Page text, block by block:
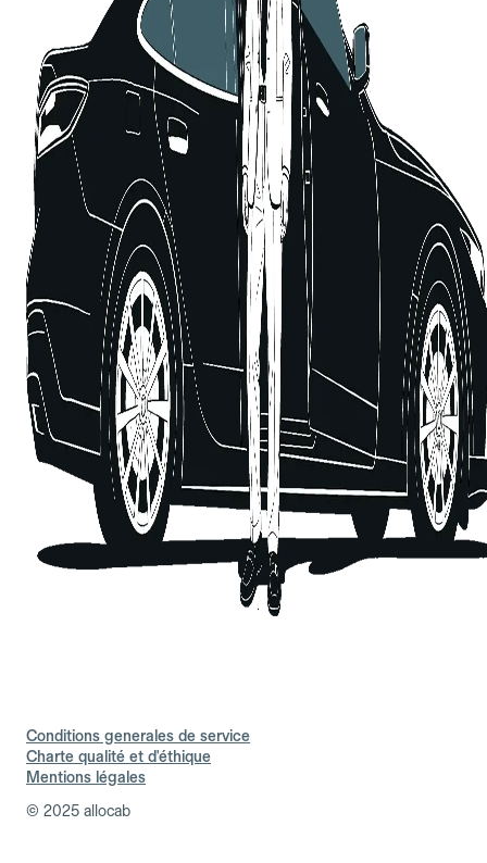
Conditions generales de service
Charte qualité et d'éthique
Mentions légales
© 2025 allocab